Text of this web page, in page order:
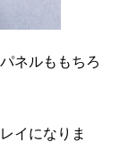
ネルももちろ
イになりま